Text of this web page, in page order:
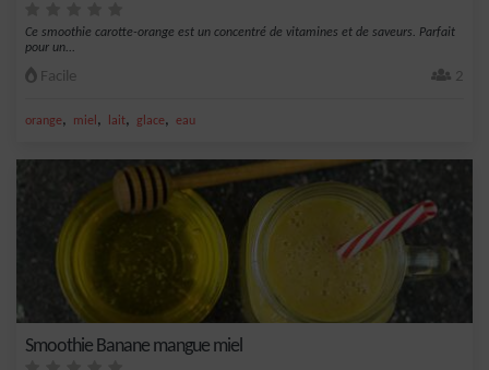
Ce smoothie carotte-orange est un concentré de vitamines et de saveurs. Parfait
pour un...
Facile 2
orange, miel , lait, glace, eau
Smoothie Banane mangue miel